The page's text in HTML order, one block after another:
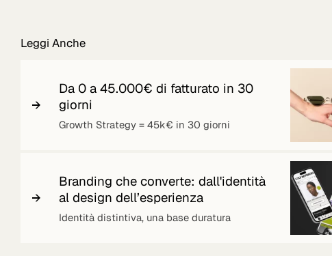
Leggi Anche
Da 0 a 45.000€ di fatturato in 30
giorni
Growth Strategy = 45k€ in 30 giorni
Branding che converte: dall'identità
al design dell’esperienza
Identità distintiva, una base duratura